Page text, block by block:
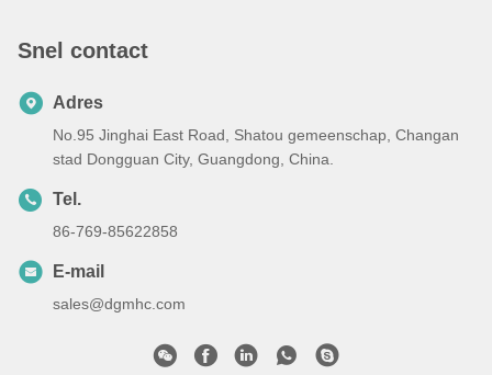
Snel contact
Adres
No.95 Jinghai East Road, Shatou gemeenschap, Changan
stad Dongguan City, Guangdong, China.
Tel.
86-769-85622858
E-mail
sales@dgmhc.com